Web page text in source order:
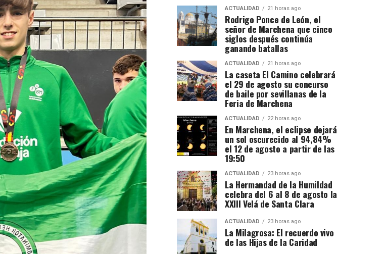
ACTUALIDAD 21 horas ago
Rodrigo Ponce de León, el
señor de Marchena que cinco
siglos después continúa
ganando batallas
ACTUALIDAD 21 horas ago
La caseta El Camino celebrará
el 29 de agosto su concurso
de baile por sevillanas de la
Feria de Marchena
ACTUALIDAD 22 horas ago
En Marchena, el eclipse dejará
un sol oscurecido al 94,84%
el 12 de agosto a partir de las
19:50
ACTUALIDAD 23 horas ago
La Hermandad de la Humildad
celebra del 6 al 8 de agosto la
XXIII Velá de Santa Clara
ACTUALIDAD 23 horas ago
La Milagrosa: El recuerdo vivo
de las Hijas de la Caridad